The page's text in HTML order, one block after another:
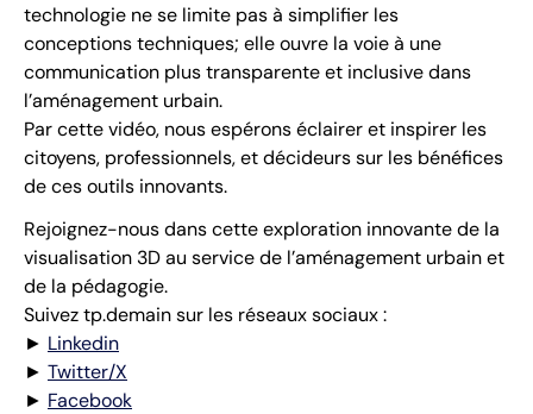
technologie ne se limite pas à simplifier les
conceptions techniques; elle ouvre la voie à une
communication plus transparente et inclusive dans
l’aménagement urbain.
Par cette vidéo, nous espérons éclairer et inspirer les
citoyens, professionnels, et décideurs sur les bénéfices
de ces outils innovants.
Rejoignez-nous dans cette exploration innovante de la
visualisation 3D au service de l’aménagement urbain et
de la pédagogie.
Suivez tp.demain sur les réseaux sociaux :
► Linkedin
► Twitter/X
► Facebook